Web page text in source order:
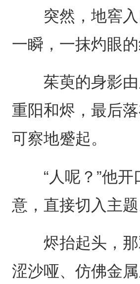
突然，地窖入
一瞬，一抹灼眼
茱萸的身影由
重阳和烬，最后
可察地蹙起。
“人呢？”他开
意，直接切入主题
烬抬起头，那
涩沙哑、仿佛金